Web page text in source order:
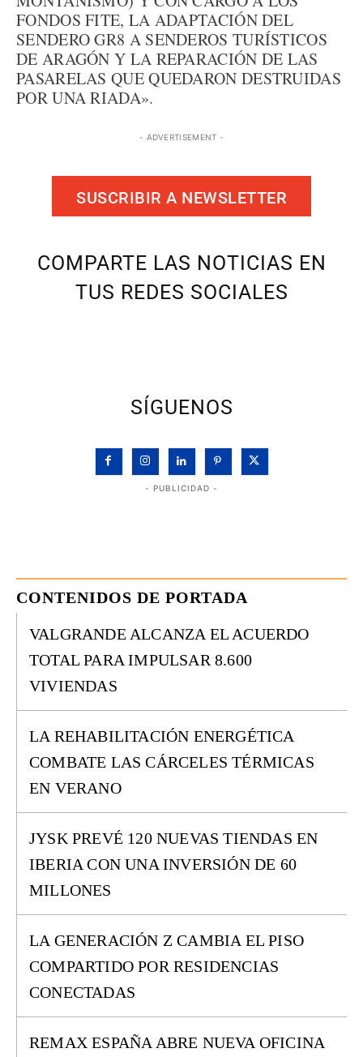
FONDOS FITE, LA ADAPTACIÓN DEL
SENDERO GR8 A SENDEROS TURÍSTICOS
DE ARAGÓN Y LA REPARACIÓN DE LAS
PASARELAS QUE QUEDARON DESTRUIDAS
POR UNA RIADA».
- ADVERTISEMENT -
SUSCRIBIR A NEWSLETTER
COMPARTE LAS NOTICIAS EN
TUS REDES SOCIALES
SÍGUENOS
- PUBLICIDAD -
CONTENIDOS DE PORTADA
VALGRANDE ALCANZA EL ACUERDO
TOTAL PARA IMPULSAR 8.600
VIVIENDAS
LA REHABILITACIÓN ENERGÉTICA
COMBATE LAS CÁRCELES TÉRMICAS
EN VERANO
JYSK PREVÉ 120 NUEVAS TIENDAS EN
IBERIA CON UNA INVERSIÓN DE 60
MILLONES
LA GENERACIÓN Z CAMBIA EL PISO
COMPARTIDO POR RESIDENCIAS
CONECTADAS
REMAX ESPAÑA ABRE NUEVA OFICINA